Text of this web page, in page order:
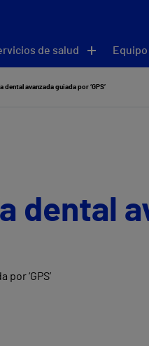
de salud
dental avanzada guiada por ‘GPS’
dental